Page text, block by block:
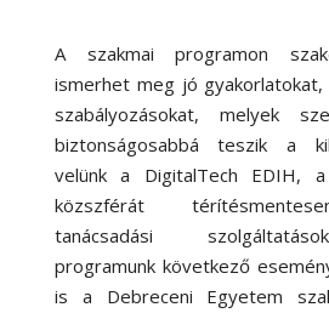
A szakmai programon
ismerhet meg jó
szabályozásokat, melyek
biztonságosabbá teszik a
velünk a DigitalTech EDIH,
közszférát
tanácsadási
programunk következő
is a Debreceni Egyetem